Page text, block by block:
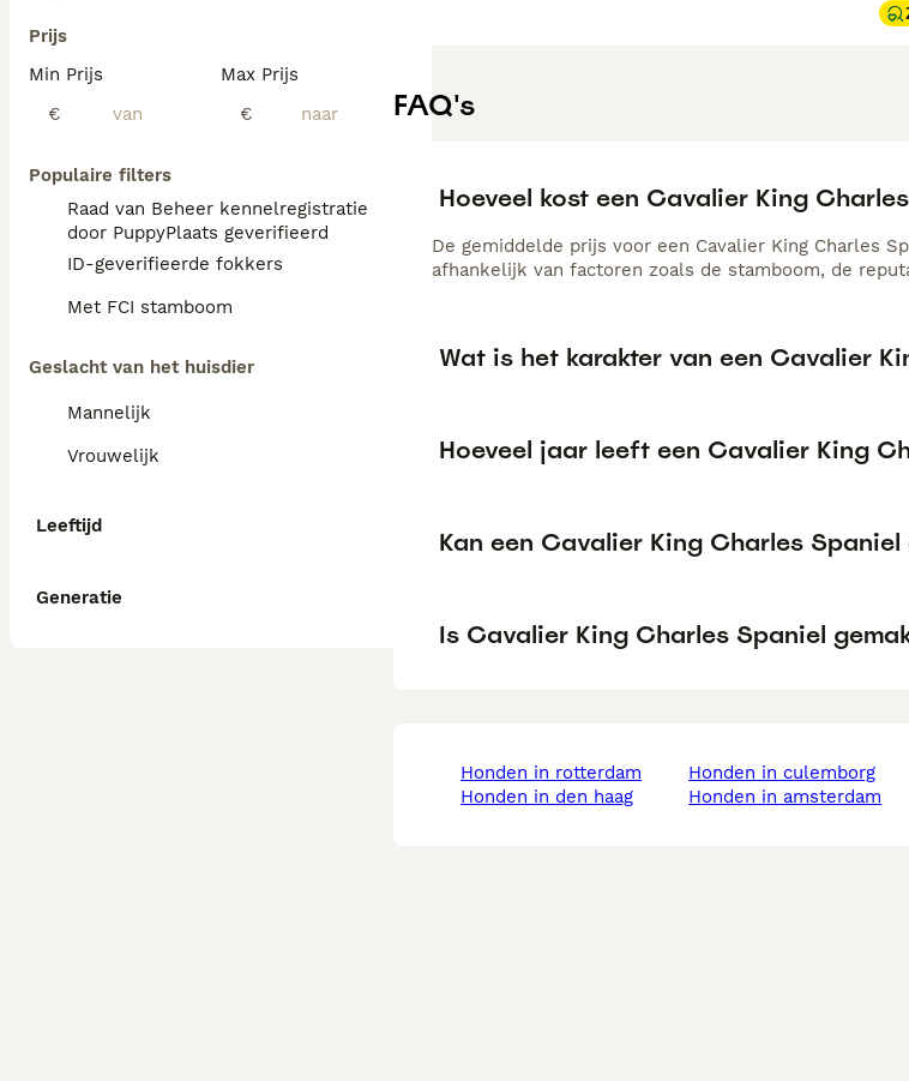
Prijs
Min Prijs
€
Max Prijs
€
Populaire filters
Raad van Beheer kennelregistratie
door PuppyPlaats geverifieerd
ID-geverifieerde fokkers
Met FCI stamboom
Geslacht van het huisdier
Mannelijk
Vrouwelijk
Leeftijd
Generatie
FAQ's
Hoeveel kost een Cavalier King
De gemiddelde prijs voor een Cavalier King Charles
afhankelijk van factoren zoals de stamboom, de
Wat is het karakter van een Cavalier
Hoeveel jaar leeft een Cavalier King
Kan een Cavalier King Charles
Is Cavalier King Charles Spaniel
honden in rotterdam
honden in den haag
honden in culemborg
honden in amsterdam